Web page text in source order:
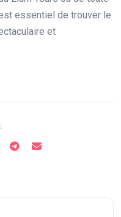
essentiel de trouver le
et